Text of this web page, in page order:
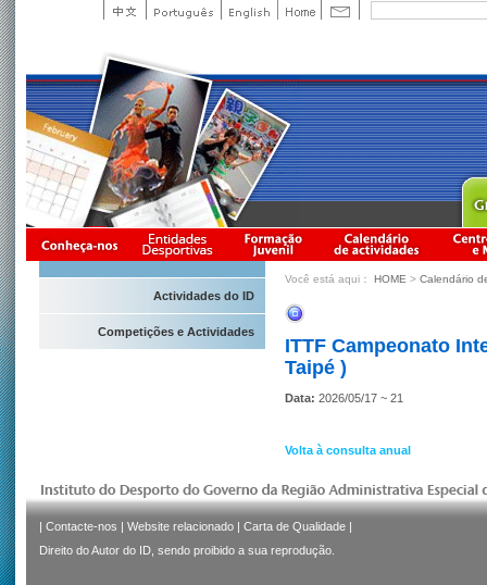
Actividades do ID
Competições e Actividades
Você está aqui： HOME > Calendário
ITTF Campeonato
Taipé )
Data: 2026/05/17 ~ 21
Volta à consulta anual
| Contacte-nos | Website relacionado | Carta de Qualidade |
Direito do Autor do ID, sendo proibido a sua reprodução.